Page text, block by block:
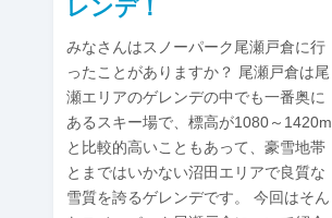
レンデ！
みなさんはスノーパーク尾瀬戸倉に行
ったことがありますか？ 尾瀬戸倉は尾
瀬エリアのゲレンデの中でも一番奥に
あるスキー場で、標高が1080～1420m
と比較的高いこともあって、豪雪地帯
とまではいかない沼田エリアで良質な
雪質を誇るゲレンデです。 今回はそん